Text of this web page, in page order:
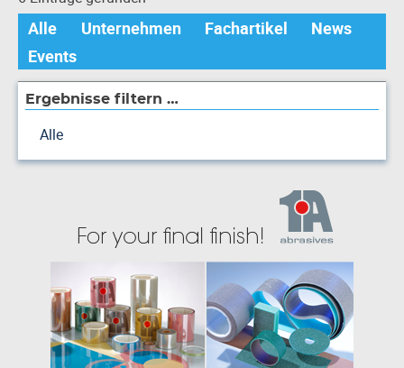
Alle Unternehmen Fachartikel
News
Events
Ergebnisse filtern …
Alle